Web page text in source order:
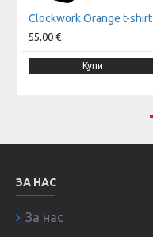
Clockwork Orange t-shirt
55,00 €
Купи
ЗА НАС
За нас